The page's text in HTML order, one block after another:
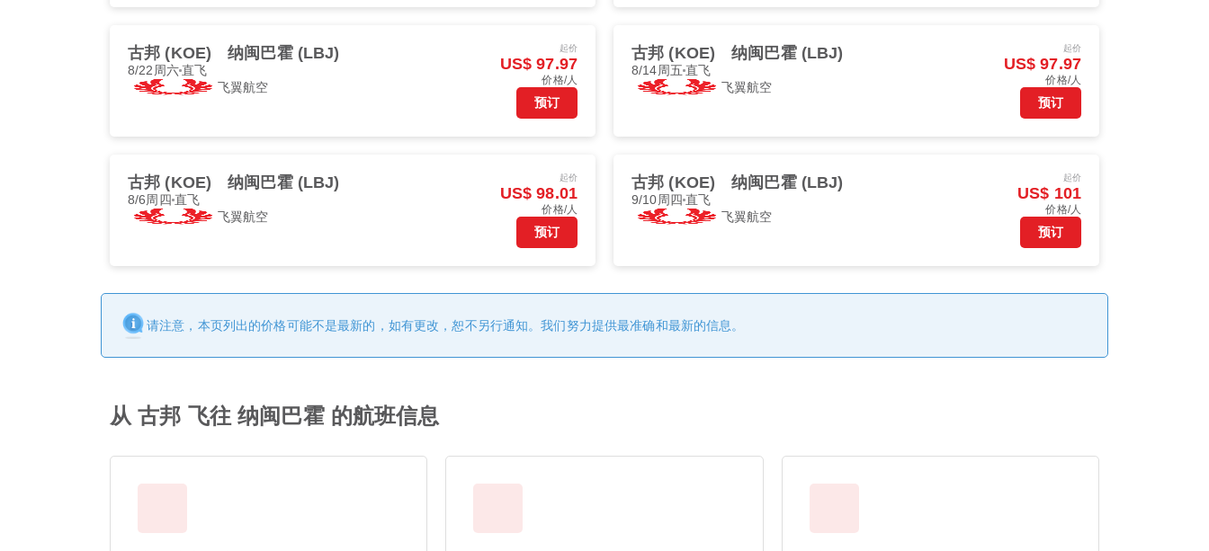
古邦 (KOE) 纳闽巴霍 (LBJ)
8/22周六直飞
飞翼航空
起价
US$ 97.97
价格/人
预订
古邦 (KOE) 纳闽巴霍 (LBJ)
8/14周五 直飞
飞翼航空
起价
US$ 97.97
价格/人
预订
古邦 (KOE) 纳闽巴霍 (LBJ)
8/6周四 直飞
飞翼航空
起价
US$ 98.01
价格/人
预订
古邦 (KOE) 纳闽巴霍 (LBJ)
9/10周四 直飞
飞翼航空
起价
US$ 101
价格/人
预订
请注意，本页列出的价格可能不是最新的，如有更改，恕不另行通知。我们努力提供最准确和最新的信息。
从 古邦 飞往 纳闽巴霍 的航班信息